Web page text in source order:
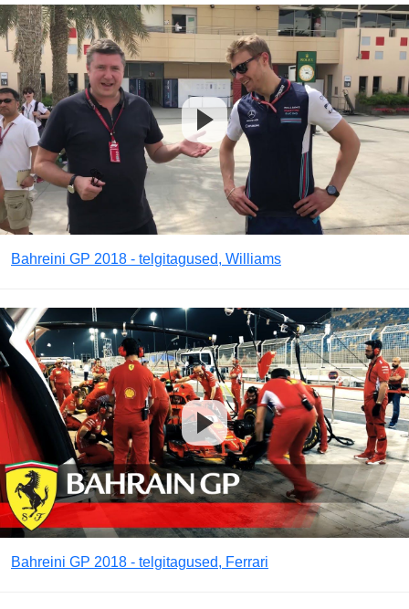
Bahreini GP 2018 - telgitagused, Williams
Bahreini GP 2018 - telgitagused, Ferrari